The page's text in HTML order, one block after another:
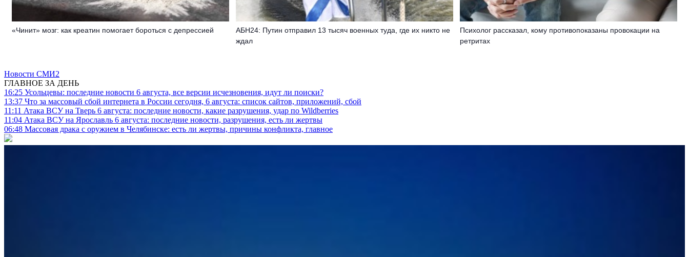
«Чинит» мозг: как креатин помогает бороться с депрессией
АБН24: Путин отправил 13 тысяч военных туда, где их никто не
ждал
Психолог рассказал, кому противопоказаны провокации на
ретритах
Новости СМИ2
ГЛАВНОЕ ЗА ДЕНЬ
16:25 Усольцевы: последние новости 6 августа, все версии исчезновения, идут ли поиски?
13:37 Что за массовый сбой интернета в России сегодня, 6 августа: список сайтов, приложений, сбой
11:11 Атака ВСУ на Тверь 6 августа: последние новости, какие разрушения, удар по Wildberries
11:04 Атака ВСУ на Ярославль 6 августа: последние новости, разрушения, есть ли жертвы
06:48 Массовая драка с оружием в Челябинске: есть ли жертвы, причины конфликта, главное